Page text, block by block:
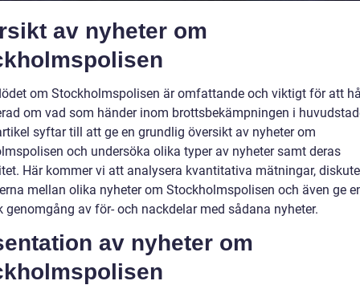
av nyheter om
om Stockholmspolisen är omfattande och viktigt för att
om vad som händer inom brottsbekämpningen i
syftar till att ge en grundlig översikt av nyheter om
och undersöka olika typer av nyheter samt deras
Här kommer vi att analysera kvantitativa mätningar,
mellan olika nyheter om Stockholmspolisen och även ge
genomgång av för- och nackdelar med sådana nyheter.
av nyheter om